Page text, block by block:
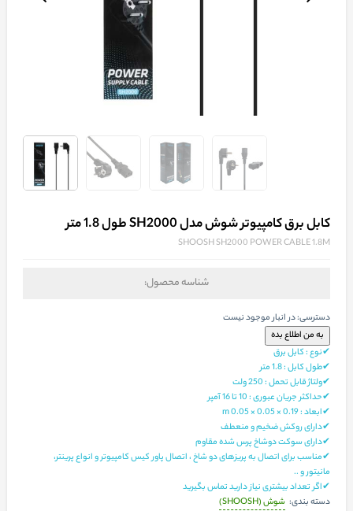
کابل برق کامپیوتر شوش مدل SH2000 طول 1.8 متر
SHOOSH SH2000 POWER CABLE 1.8M
شناسه محصول:
دسترسی:در انبار موجود نیست
✔نوع : کابل برق
✔طول کابل : 1.8 متر
✔ولتاژ قابل تحمل : 250 ولت
✔حداکثر جریان عبوری : 10 تا 16 آمپر
✔ابعاد : 0.19 × 0.05 × 0.05 m
✔دارای روکش ضخیم و منعطف
✔دارای سوکت دوشاخ پرس شده مقاوم
✔مناسب برای اتصال به پریزهای دو شاخ ، اتصال پاور کیس کامپیوتر و انواع پرینتر،
مانیتور و ..
✔اگر تعداد بیشتری نیاز دارید تماس بگیرید
دسته بندی: شوش (SHOOSH)